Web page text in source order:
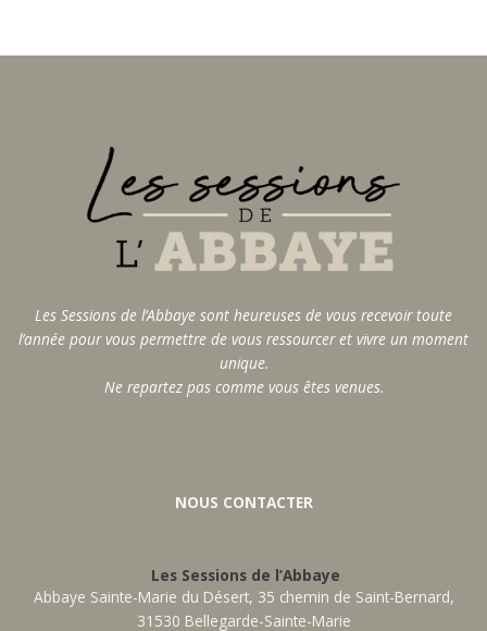
Les Sessions de l’Abbaye sont heureuses de vous recevoir toute
l’année pour vous permettre de vous ressourcer et vivre un moment
unique.
Ne repartez pas comme vous êtes venues.
NOUS CONTACTER
Les Sessions de l’Abbaye
Abbaye Sainte-Marie du Désert, 35 chemin de Saint-Bernard,
31530 Bellegarde-Sainte-Marie